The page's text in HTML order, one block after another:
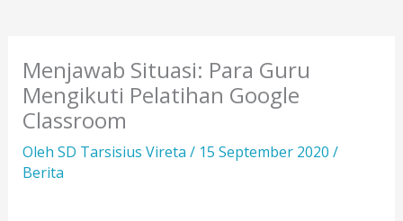
Menjawab Situasi: Para Guru
Mengikuti Pelatihan Google
Classroom
Oleh SD Tarsisius Vireta / 15 September 2020 /
Berita